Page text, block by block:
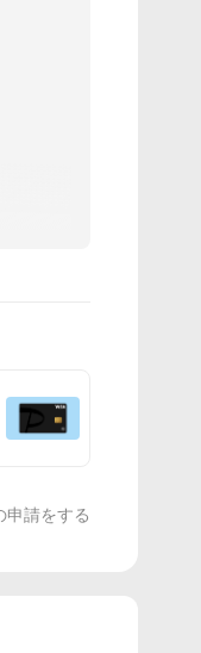
申請をする